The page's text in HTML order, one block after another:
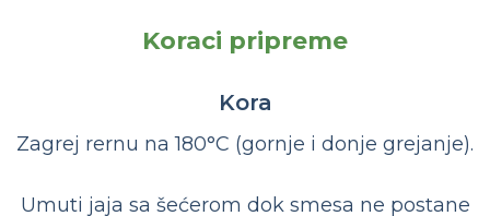
Koraci pripreme
Kora
Zagrej rernu na 180°C (gornje i donje grejanje).
Umuti jaja sa šećerom dok smesa ne postane